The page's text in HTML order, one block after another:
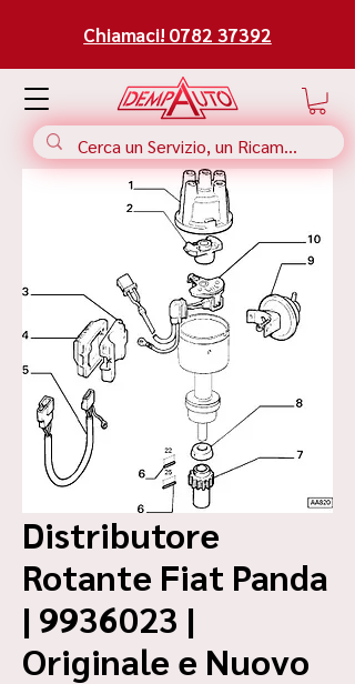
Chiamaci! 0782 37392
Distributore
Rotante Fiat Panda
| 9936023 |
Originale e Nuovo